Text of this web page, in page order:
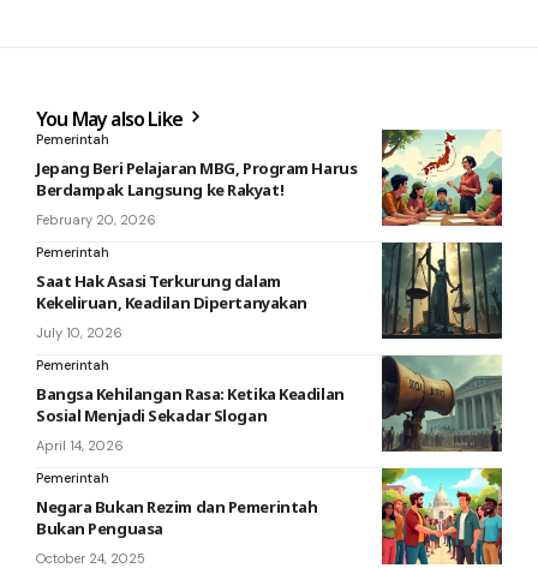
You May also Like
Pemerintah
Jepang Beri Pelajaran MBG, Program Harus
Berdampak Langsung ke Rakyat!
February 20, 2026
Pemerintah
Saat Hak Asasi Terkurung dalam
Kekeliruan, Keadilan Dipertanyakan
July 10, 2026
Pemerintah
Bangsa Kehilangan Rasa: Ketika Keadilan
Sosial Menjadi Sekadar Slogan
April 14, 2026
Pemerintah
Negara Bukan Rezim dan Pemerintah
Bukan Penguasa
October 24, 2025